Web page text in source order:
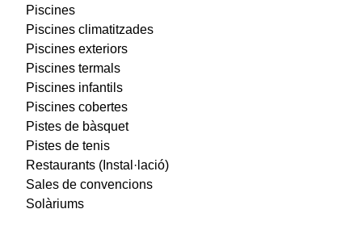
Piscines
Piscines climatitzades
Piscines exteriors
Piscines termals
Piscines infantils
Piscines cobertes
Pistes de bàsquet
Pistes de tenis
Restaurants (Instal·lació)
Sales de convencions
Solàriums